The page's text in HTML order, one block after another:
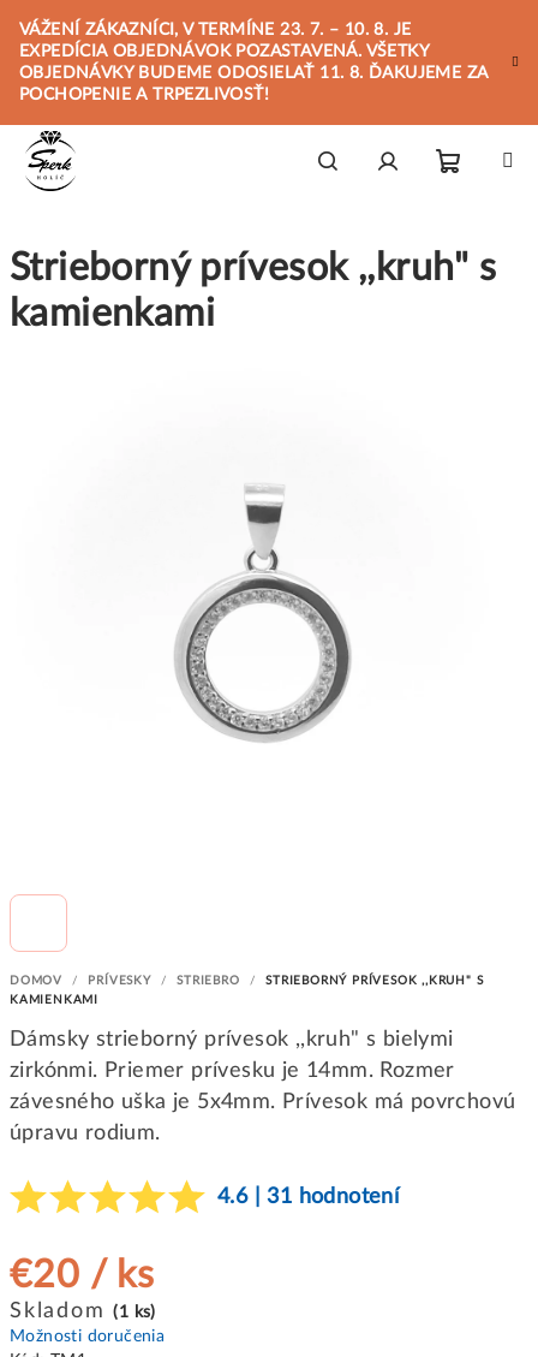
obsah
VÁŽENÍ ZÁKAZNÍCI, V TERMÍNE 23. 7. – 10. 8. JE
EXPEDÍCIA OBJEDNÁVOK POZASTAVENÁ. VŠETKY
OBJEDNÁVKY BUDEME ODOSIELAŤ 11. 8. ĎAKUJEME ZA
POCHOPENIE A TRPEZLIVOSŤ!
košík
DOMOV / PRÍVESKY / STRIEBRO /
STRIEBORNÝ PRÍVESOK ,,KRUH" S
KAMIENKAMI
Dámsky strieborný prívesok ,,kruh" s bielymi
zirkónmi. Priemer prívesku je 14mm. Rozmer
závesného uška je 5x4mm. Prívesok má povrchovú
úpravu rodium.
4.6 | 31 hodnotení
€20 / ks
Jednotková
cena:
Skladom(1 ks)
Možnosti doručenia
Strieborný prívesok ,,kruh" s
kamienkami